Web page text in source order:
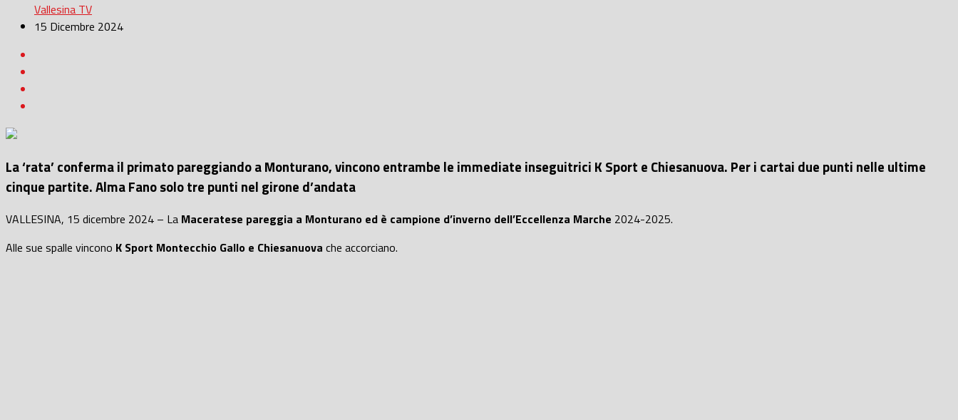
Vallesina TV
15 Dicembre 2024
La ‘rata’ conferma il primato pareggiando a Monturano, vincono entrambe le immediate inseguitrici K Sport e Chiesanuova. Per i cartai due punti nelle ultime
cinque partite. Alma Fano solo tre punti nel girone d’andata
VALLESINA, 15 dicembre 2024 – La Maceratese pareggia a Monturano ed è campione d’inverno dell’Eccellenza Marche 2024-2025.
Alle sue spalle vincono K Sport Montecchio Gallo e Chiesanuova che accorciano.